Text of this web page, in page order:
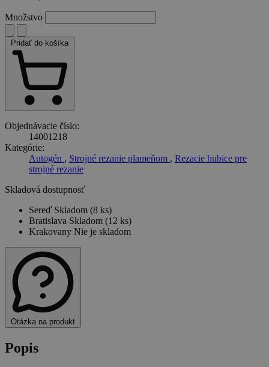
Množstvo
Pridať do košíka
Objednávacie číslo:
14001218
Kategórie:
Autogén , Strojné rezanie plameňom , Rezacie hubice pre
strojné rezanie
Skladová dostupnosť
Sereď Skladom (8 ks)
Bratislava Skladom (12 ks)
Krakovany Nie je skladom
Otázka na produkt
Popis